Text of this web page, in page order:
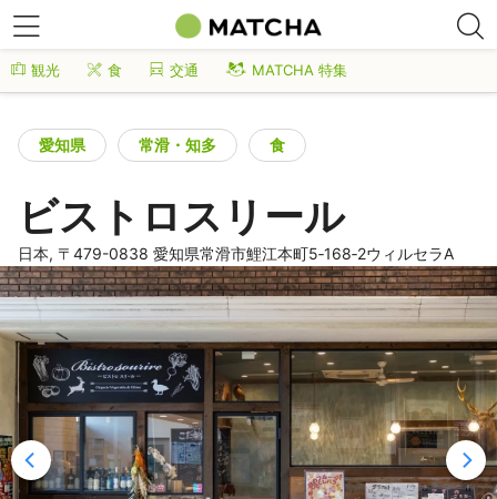
観光 食 交通 MATCHA 特集
愛知県 常滑・知多 食
ビストロスリール
日本, 〒479-0838 愛知県常滑市鯉江本町5‐168‐2ウィルセラA